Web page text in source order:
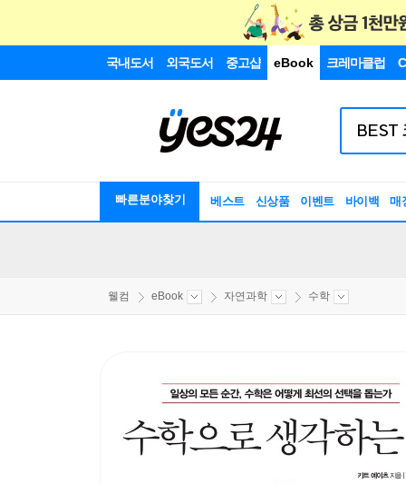
국내도서 외국도서 중고샵 eBook 크레마클럽
빠른분야찾기 베스트 신상품 이벤트 바이백 매
웰컴 eBook 자연과학 수학